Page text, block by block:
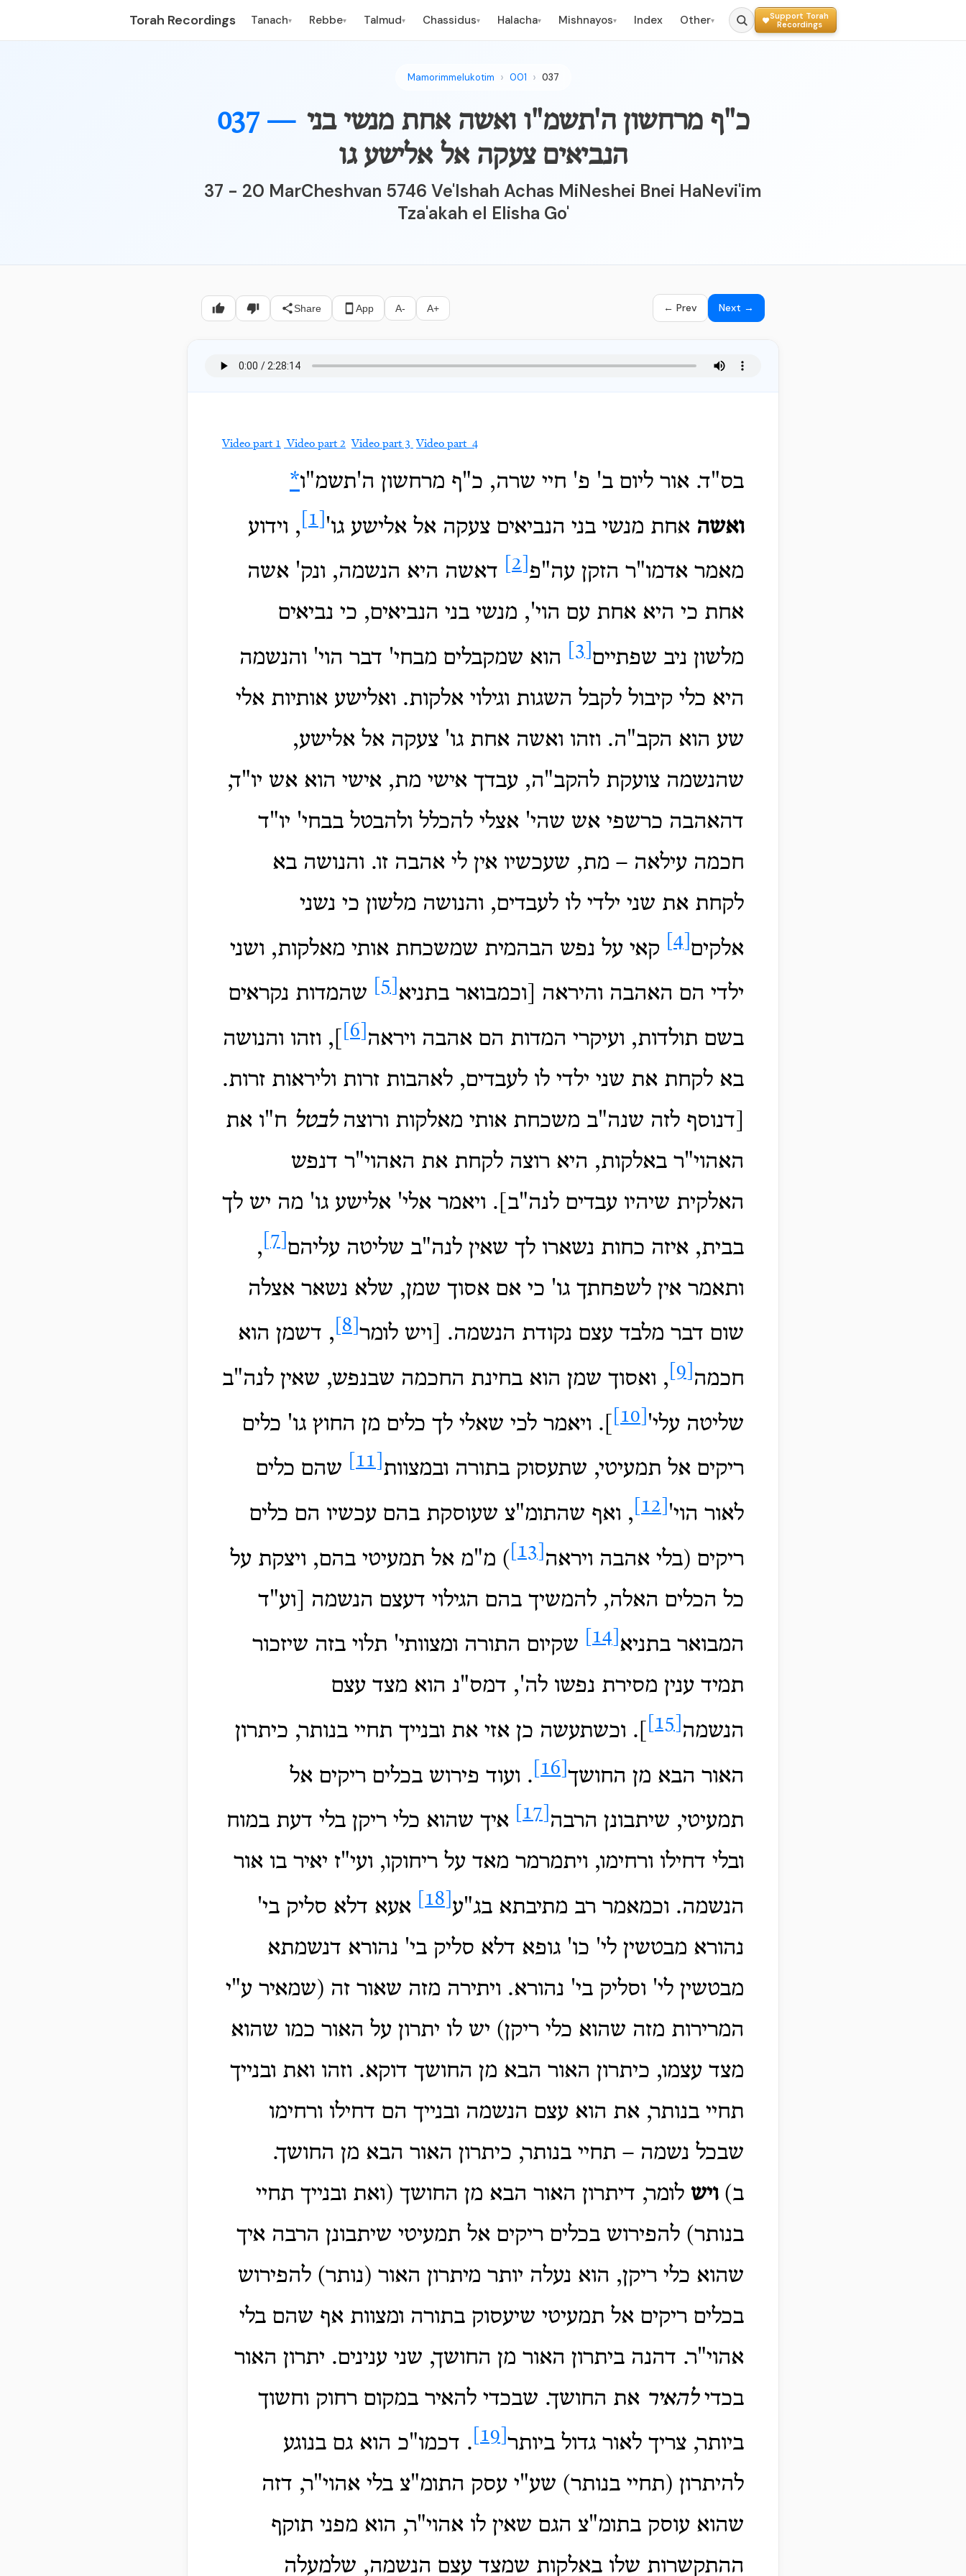
Torah Recordings Tanach▾ Rebbe▾ Talmud▾ Chassidus▾ Halacha▾ Mishnayos▾ Index Other▾
Support Torah
Recordings
Mamorimmelukotim 001 037
037 — כ"ף מרחשון ה'תשמ"ו ואשה אחת מנשי בני
הנביאים צעקה אל אלישע גו
37 - 20 MarCheshvan 5746 Ve'Ishah Achas MiNeshei Bnei HaNevi'im
Tza'akah el Elisha Go'
Share App A- A+ ← Prev Next →
Video part 1 Video part 2 Video part 3 Video part 4
בס"ד. אור ליום ב' פ' חיי שרה, כ"ף מרחשון ה'תשמ"ו*
ואשה אחת מנשי בני הנביאים צעקה אל אלישע גו'
, וידוע
מאמר אדמו"ר הזקן עה"פ
דאשה היא הנשמה, ונק' אשה
אחת כי היא אחת עם הוי', מנשי בני הנביאים, כי נביאים
מלשון ניב שפתיים
הוא שמקבלים מבחי' דבר הוי' והנשמה
היא כלי קיבול לקבל השגות וגילוי אלקות. ואלישע אותיות אלי
שע הוא הקב"ה. וזהו ואשה אחת גו' צעקה אל אלישע,
שהנשמה צועקת להקב"ה, עבדך אישי מת, אישי הוא אש יו"ד,
דהאהבה כרשפי אש שהי' אצלי להכלל ולהבטל בבחי' יו"ד
חכמה עילאה – מת, שעכשיו אין לי אהבה זו. והנושה בא
לקחת את שני ילדי לו לעבדים, והנושה מלשון כי נשני
אלקים
קאי על נפש הבהמית שמשכחת אותי מאלקות, ושני
ילדי הם האהבה והיראה [וכמבואר בתניא
שהמדות נקראים
בשם תולדות, ועיקרי המדות הם אהבה ויראה
], וזהו והנושה
בא לקחת את שני ילדי לו לעבדים, לאהבות זרות וליראות זרות.
[דנוסף לזה שנה"ב משכחת אותי מאלקות ורוצהלבטל ח"ו את
האהוי"ר באלקות, היא רוצה לקחת את האהוי"ר דנפש
האלקית שיהיו עבדים לנה"ב]. ויאמר אלי' אלישע גו' מה יש לך
בבית, איזה כחות נשארו לך שאין לנה"ב שליטה עליהם
,
ותאמר אין לשפחתך גו' כי אם אסוך שמן, שלא נשאר אצלה
שום דבר מלבד עצם נקודת הנשמה. [ויש לומר
, דשמן הוא
חכמה
, ואסוך שמן הוא בחינת החכמה שבנפש, שאין לנה"ב
שליטה עלי'
]. ויאמר לכי שאלי לך כלים מן החוץ גו' כלים
ריקים אל תמעיטי, שתעסוק בתורה ובמצוות
שהם כלים
לאור הוי'
, ואף שהתומ"צ שעוסקת בהם עכשיו הם כלים
ריקים (בלי אהבה ויראה
) מ"מ אל תמעיטי בהם, ויצקת על
כל הכלים האלה, להמשיך בהם הגילוי דעצם הנשמה [וע"ד
המבואר בתניא
שקיום התורה ומצוותי' תלוי בזה שיזכור
תמיד ענין מסירת נפשו לה', דמס"נ הוא מצד עצם
הנשמה
]. וכשתעשה כן אזי את ובנייך תחיי בנותר, כיתרון
האור הבא מן החושך
. ועוד פירוש בכלים ריקים אל
תמעיטי, שיתבונן הרבה
איך שהוא כלי ריקן בלי דעת במוח
ובלי דחילו ורחימו, ויתמרמר מאד על ריחוקו, ועי"ז יאיר בו אור
הנשמה. וכמאמר רב מתיבתא בג"ע
אעא דלא סליק בי'
נהורא מבטשין לי' כו' גופא דלא סליק בי' נהורא דנשמתא
מבטשין לי' וסליק בי' נהורא. ויתירה מזה שאור זה (שמאיר ע"י
המרירות מזה שהוא כלי ריקן) יש לו יתרון על האור כמו שהוא
מצד עצמו, כיתרון האור הבא מן החושך דוקא. וזהו ואת ובנייך
תחיי בנותר, את הוא עצם הנשמה ובנייך הם דחילו ורחימו
שבכל נשמה – תחיי בנותר, כיתרון האור הבא מן החושך.
ב)ויש לומר, דיתרון האור הבא מן החושך (ואת ובנייך תחיי
בנותר) להפירוש בכלים ריקים אל תמעיטי שיתבונן הרבה איך
שהוא כלי ריקן, הוא נעלה יותר מיתרון האור (נותר) להפירוש
בכלים ריקים אל תמעיטי שיעסוק בתורה ומצוות אף שהם בלי
אהוי"ר. דהנה ביתרון האור מן החושך, שני ענינים. יתרון האור
בכדילהאיר את החושך. שבכדי להאיר במקום רחוק וחשוך
ביותר, צריך לאור גדול ביותר
. דכמו"כ הוא גם בנוגע
להיתרון (תחיי בנותר) שע"י עסק התומ"צ בלי אהוי"ר, דזה
שהוא עוסק בתומ"צ הגם שאין לו אהוי"ר, הוא מפני תוקף
ההתקשרות שלו באלקות שמצד עצם הנשמה, שלמעלה